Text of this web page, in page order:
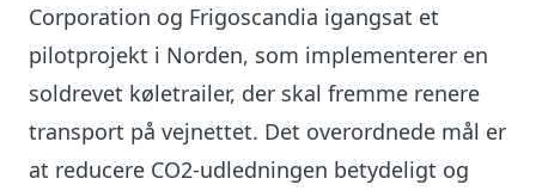
Corporation og Frigoscandia igangsat et
pilotprojekt i Norden, som implementerer en
soldrevet køletrailer, der skal fremme renere
transport på vejnettet. Det overordnede mål er
at reducere CO2-udledningen betydeligt og